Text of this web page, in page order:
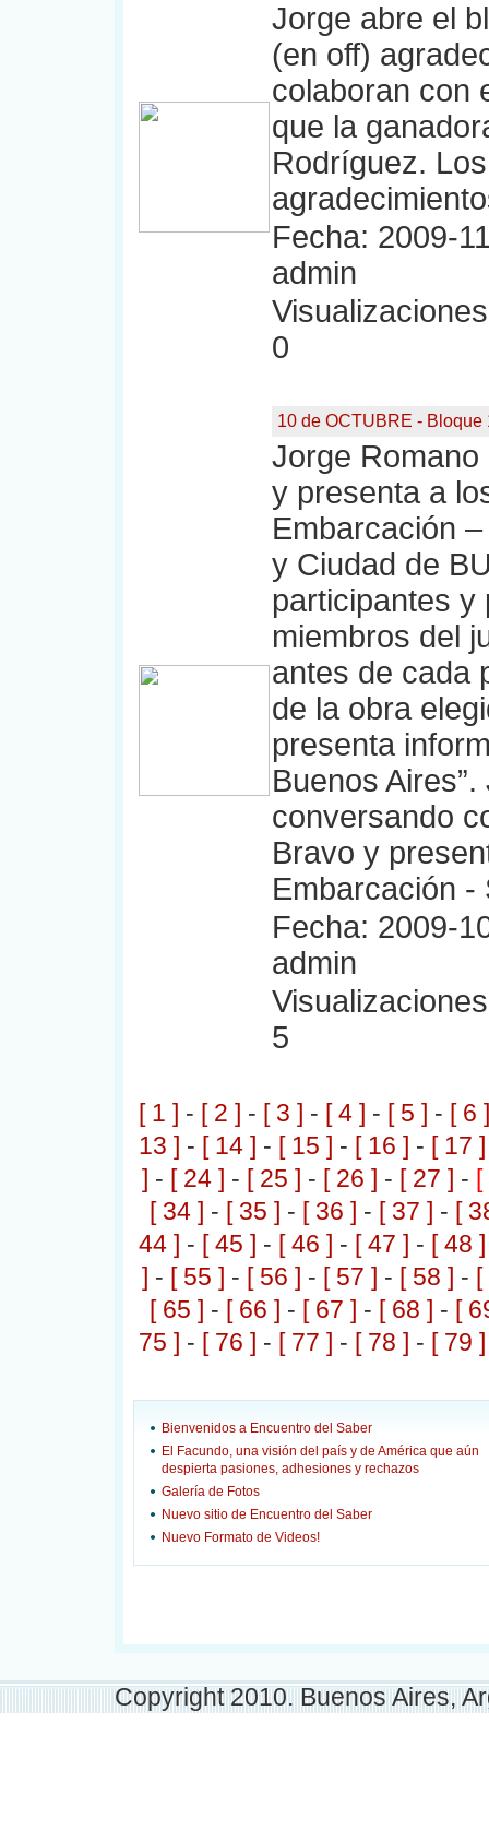
Jorge abre el
(en off)
colaboran con
que la
Rodríguez.
Fecha: 2009-
admin
0
10 de OCTUBRE - Bloque
Jorge
y presenta a
Embarcación
y Ciudad de
participantes y
miembros del
antes de cada
de la obra
presenta
Buenos
conversando
Bravo y
Embarcación -
Fecha: 2009-
admin
5
[ 1 ] - [ 2 ] - [ 3 ] - [ 4 ] - [ 5 ] - [ 6 ]
13 ] - [ 14 ] - [ 15 ] - [ 16 ] - [ 17 ]
] - [ 24 ] - [ 25 ] - [ 26 ] - [ 27 ] - [
[ 34 ] - [ 35 ] - [ 36 ] - [ 37 ] - [
44 ] - [ 45 ] - [ 46 ] - [ 47 ] - [ 48 ]
] - [ 55 ] - [ 56 ] - [ 57 ] - [ 58 ] - [
[ 65 ] - [ 66 ] - [ 67 ] - [ 68 ] - [
75 ] - [ 76 ] - [ 77 ] - [ 78 ] - [ 79 ]
Bienvenidos a Encuentro del Saber
El Facundo, una visión del país y de América que aún
despierta pasiones, adhesiones y rechazos
Galería de Fotos
Nuevo sitio de Encuentro del Saber
Nuevo Formato de Videos!
Copyright 2010. Buenos Aires,